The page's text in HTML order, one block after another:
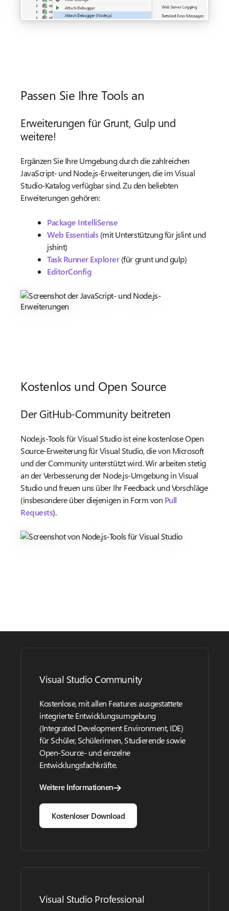
Passen Sie Ihre Tools an
Erweiterungen für Grunt, Gulp und
weitere!
Ergänzen Sie Ihre Umgebung durch die zahlreichen
JavaScript- und Node.js-Erweiterungen, die im Visual
Studio-Katalog verfügbar sind. Zu den beliebten
Erweiterungen gehören:
Package IntelliSense
Web Essentials(mit Unterstützung für jslint und
jshint)
Task Runner Explorer(für grunt und gulp)
EditorConfig
Kostenlos und Open Source
Der GitHub-Community beitreten
Node.js-Tools für Visual Studio ist eine kostenlose Open
Source-Erweiterung für Visual Studio, die von Microsoft
und der Community unterstützt wird. Wir arbeiten stetig
an der Verbesserung der Node.js-Umgebung in Visual
Studio und freuen uns über Ihr Feedback und Vorschläge
(insbesondere über diejenigen in Form von Pull
Requests).
Visual Studio Community
Kostenlose, mit allen Features ausgestattete
integrierte Entwicklungsumgebung
(Integrated Development Environment, IDE)
für Schüler, Schülerinnen, Studierende sowie
Open-Source- und einzelne
Entwicklungsfachkräfte.
Weitere Informationen
Kostenloser Download
Visual Studio Professional